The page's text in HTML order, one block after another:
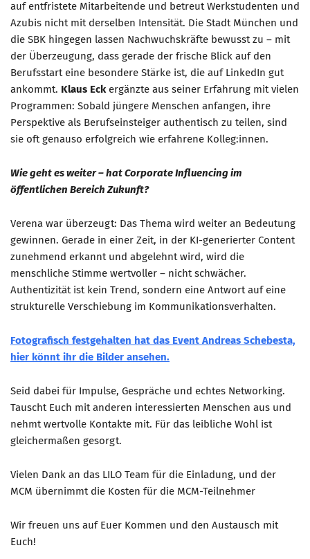
auf entfristete Mitarbeitende und betreut Werkstudenten und
Azubis nicht mit derselben Intensität. Die Stadt München und
die SBK hingegen lassen Nachwuchskräfte bewusst zu – mit
der Überzeugung, dass gerade der frische Blick auf den
Berufsstart eine besondere Stärke ist, die auf LinkedIn gut
ankommt. Klaus Eck ergänzte aus seiner Erfahrung mit vielen
Programmen: Sobald jüngere Menschen anfangen, ihre
Perspektive als Berufseinsteiger authentisch zu teilen, sind
sie oft genauso erfolgreich wie erfahrene Kolleg:innen.
Wie geht es weiter – hat Corporate Influencing im
öffentlichen Bereich Zukunft?
Verena war überzeugt: Das Thema wird weiter an Bedeutung
gewinnen. Gerade in einer Zeit, in der KI-generierter Content
zunehmend erkannt und abgelehnt wird, wird die
menschliche Stimme wertvoller – nicht schwächer.
Authentizität ist kein Trend, sondern eine Antwort auf eine
strukturelle Verschiebung im Kommunikationsverhalten.
Fotografisch festgehalten hat das Event Andreas Schebesta,
hier könnt ihr die Bilder ansehen.
Seid dabei für Impulse, Gespräche und echtes Networking.
Tauscht Euch mit anderen interessierten Menschen aus und
nehmt wertvolle Kontakte mit. Für das leibliche Wohl ist
gleichermaßen gesorgt.
Vielen Dank an das LILO Team für die Einladung, und der
MCM übernimmt die Kosten für die MCM-Teilnehmer
Wir freuen uns auf Euer Kommen und den Austausch mit
Euch!